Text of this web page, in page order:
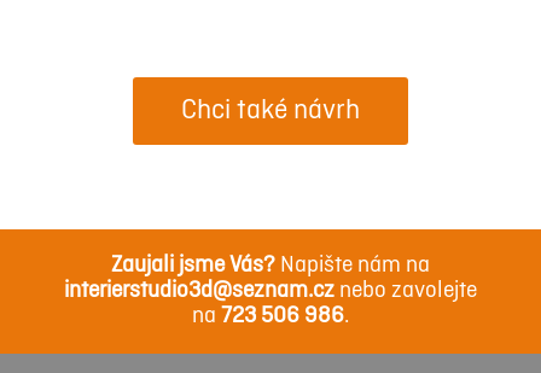
Chci také návrh
Zaujali jsme Vás? Napište nám na
interierstudio3d@seznam.cz nebo zavolejte
na 723 506 986.